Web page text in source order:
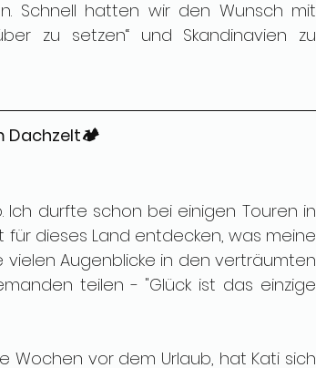
Schnell hatten wir den Wunsch mit
zu setzen“ und Skandinavien zu
Dachzelt🏕️
Ich durfte schon bei einigen Touren in
dieses Land entdecken, was meine
Augenblicke in den verträumten
teilen - "Glück ist das einzige
Wochen vor dem Urlaub, hat Kati sich